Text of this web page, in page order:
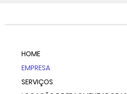
HOME
EMPRESA
SERVIÇOS